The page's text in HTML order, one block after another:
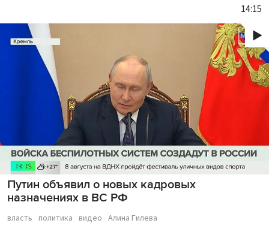
Путин объявил о новых кадровых
назначениях в ВС РФ
14:15
власть политика видео Алина Гилева